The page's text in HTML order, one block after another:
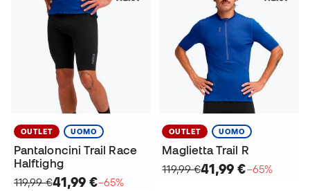
OUTLET UOMO
Pantaloncini Trail Race
Halftighg
119,99 €41,99 €−65%
OUTLET UOMO
Maglietta Trail R
119,99 €41,99 €−65%